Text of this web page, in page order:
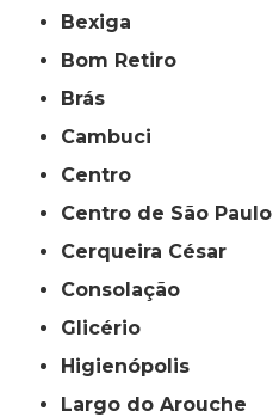
Bexiga
Bom Retiro
Brás
Cambuci
Centro
Centro de São Paulo
Cerqueira César
Consolação
Glicério
Higienópolis
Largo do Arouche